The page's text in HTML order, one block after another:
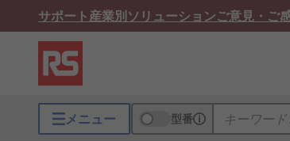
サポート産業別ソリューションご意見・ご
メニュー 型番